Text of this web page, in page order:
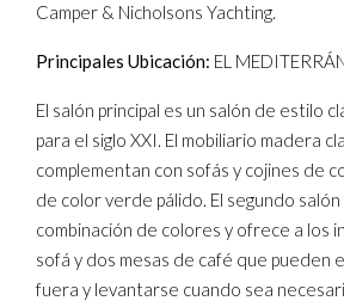
Camper & Nicholsons Yachting.
Principales Ubicación: EL
El salón principal es un salón de estilo
para el siglo XXI. El mobiliario madera
complementan con sofás y cojines de
de color verde pálido. El segundo
combinación de colores y ofrece a los
sofá y dos mesas de café que pueden
fuera y levantarse cuando sea